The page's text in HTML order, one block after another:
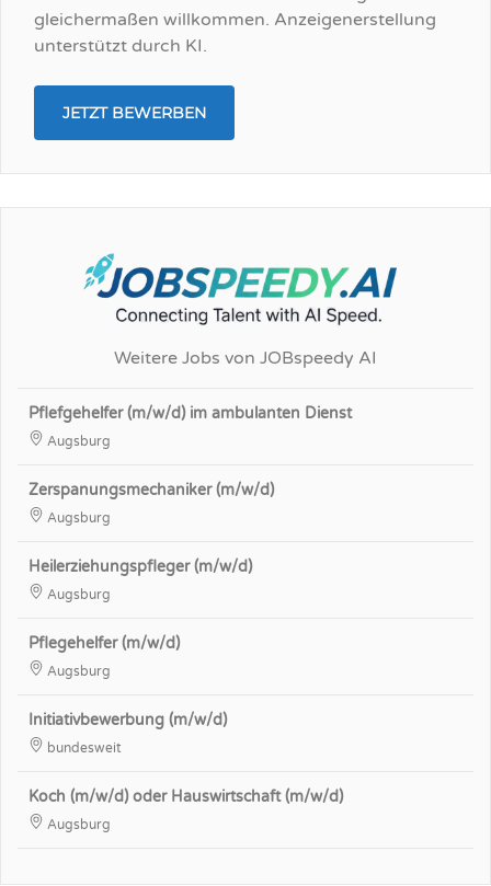
gleichermaßen willkommen. Anzeigenerstellung
unterstützt durch KI.
JETZT BEWERBEN
Weitere Jobs von JOBspeedy AI
Pflefgehelfer (m/w/d) im ambulanten Dienst
Augsburg
Zerspanungsmechaniker (m/w/d)
Augsburg
Heilerziehungspfleger (m/w/d)
Augsburg
Pflegehelfer (m/w/d)
Augsburg
Initiativbewerbung (m/w/d)
bundesweit
Koch (m/w/d) oder Hauswirtschaft (m/w/d)
Augsburg